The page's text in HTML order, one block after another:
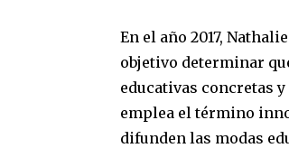
En el año 2017,
objetivo determinar
educativas concretas
emplea el término
difunden las modas